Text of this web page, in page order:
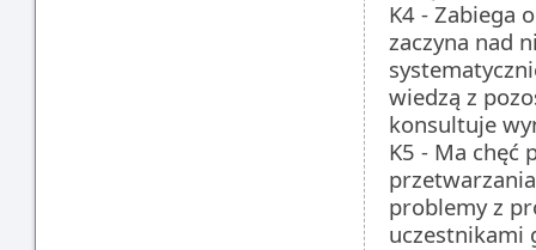
K4 - Zabiega
zaczyna nad
wiedzą z
konsultuje
K5 - Ma chęć
problemy z
uczestnikami